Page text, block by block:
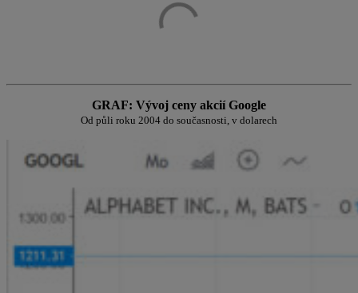
GRAF: Vývoj ceny akcií Google
Od půli roku 2004 do současnosti, v dolarech